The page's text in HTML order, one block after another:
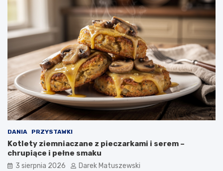
DANIA PRZYSTAWKI
Kotlety ziemniaczane z pieczarkami i serem –
chrupiące i pełne smaku
3 sierpnia 2026 Darek Matuszewski